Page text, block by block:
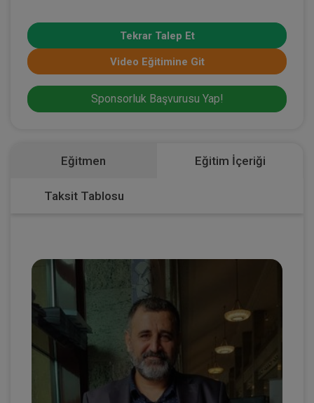
Tekrar Talep Et
Video Eğitimine Git
Sponsorluk Başvurusu Yap!
Eğitmen Eğitim İçeriği
Taksit Tablosu